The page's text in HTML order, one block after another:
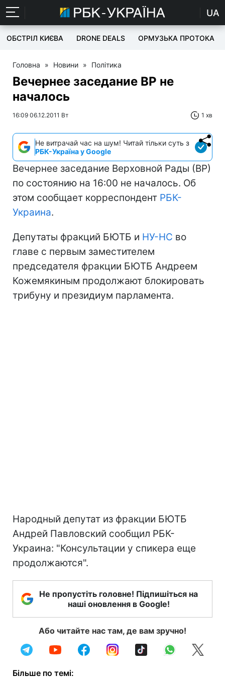
UA
ОБСТРІЛ КИЄВА DRONE DEALS ОРМУЗЬКА ПРОТОКА
Головна » Новини » Політика
Вечернее заседание ВР не
началось
16:09 06.12.2011 Вт 1 хв
Не витрачай час на шум! Читай тільки суть з
РБК-Україна у Google
Вечернее заседание Верховной Рады (ВР)
по состоянию на 16:00 не началось. Об
этом сообщает корреспондент РБК-
Украина.
Депутаты фракций БЮТБ и НУ-НС во
главе с первым заместителем
председателя фракции БЮТБ Андреем
Кожемякиным продолжают блокировать
трибуну и президиум парламента.
Народный депутат из фракции БЮТБ
Андрей Павловский сообщил РБК-
Украина: "Консультации у спикера еще
продолжаются".
Не пропустіть головне! Підпишіться на
наші оновлення в Google!
Або читайте нас там, де вам зручно!
Більше по темі: